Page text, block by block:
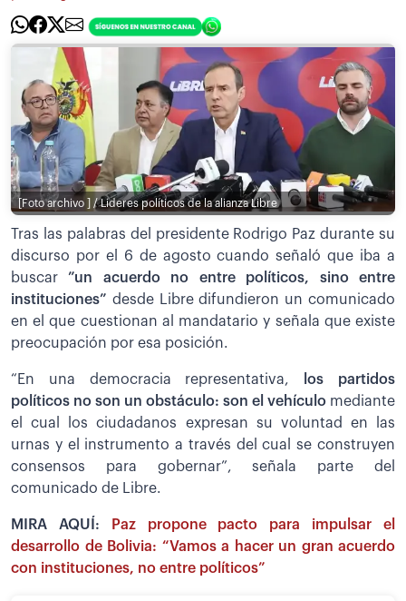
[Foto archivo ] / Lideres políticos de la alianza Libre
Tras las palabras del presidente Rodrigo Paz durante su
discurso por el 6 de agosto cuando señaló que iba a
buscar”un acuerdo no entre políticos, sino entre
instituciones” desde Libre difundieron un comunicado
en el que cuestionan al mandatario y señala que existe
preocupación por esa posición.
“En una democracia representativa, los partidos
políticos no son un obstáculo: son el vehículo mediante
el cual los ciudadanos expresan su voluntad en las
urnas y el instrumento a través del cual se construyen
consensos para gobernar”, señala parte del
comunicado de Libre.
MIRA AQUÍ:
Paz propone pacto para impulsar el
desarrollo de Bolivia: “Vamos a hacer un gran acuerdo
con instituciones, no entre políticos”